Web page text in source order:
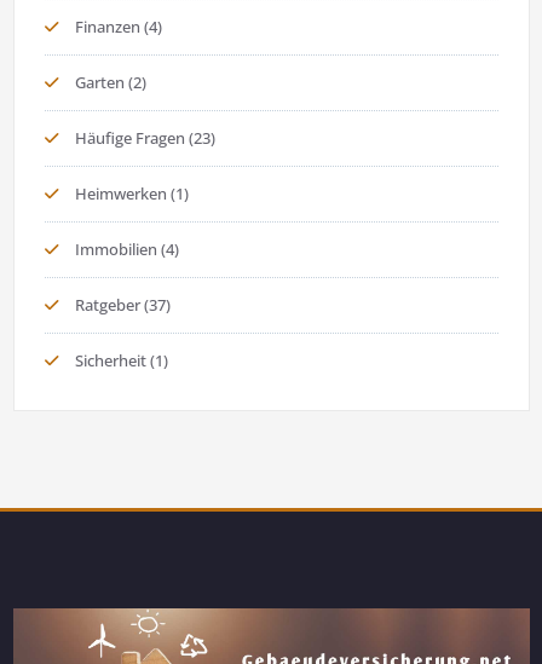
Finanzen (4)
Garten (2)
Häufige Fragen (23)
Heimwerken (1)
Immobilien (4)
Ratgeber(37)
Sicherheit(1)